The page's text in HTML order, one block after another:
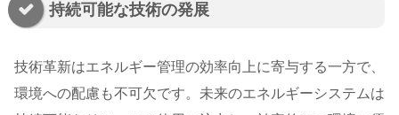
持続可能な技術の発展
技術革新はエネルギー管理の効率向上に寄与する一方で、
環境への配慮も不可欠です。未来のエネルギーシステムは